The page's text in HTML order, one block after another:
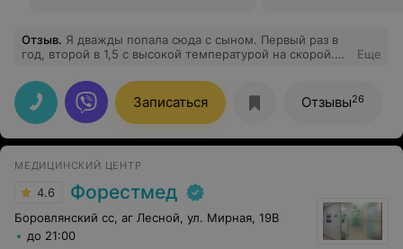
Отзыв. Я дважды попала сюда с сыном. Первый раз в
год, второй в 1,5 с высокой температурой на скорой.
температуру, ребенку удалось поспать и я тоже
отдохнула. Ставили капельницы. Если нужна была
какая-то помощь, медсестры всегда помогали.
Отдельное спасибо зав. отделением педиатрии
раннего возраста Елене Андреевне. Очень
В самом отделении новые палаты, после ремонта. Есть
несколько платных палат с душевой, холодильником,
микроволновкой и телевизором. Питание стандартное,
без излишеств, но голодными не останетесь, Очень
внимательный персонал медсестер. Все необходимые
медикаменты были в наличии. К ребенку
Еще
Записаться Отзывы26
МЕДИЦИНСКИЙ ЦЕНТР
4.6 Форестмед
Боровлянский сс, аг Лесной, ул. Мирная, 19В
до 21:00